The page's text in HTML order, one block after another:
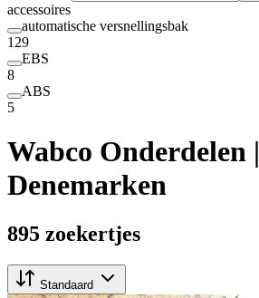
accessoires
automatische versnellingsbak
129
EBS
8
ABS
5
Wabco Onderdelen |
Denemarken
895 zoekertjes
Standaard